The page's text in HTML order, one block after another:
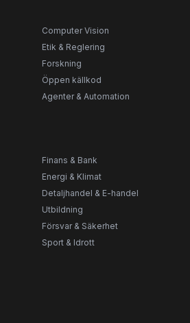
Computer Vision
Etik & Reglering
Forskning
Öppen källkod
Agenter & Automation
Finans & Bank
Energi & Klimat
Detaljhandel & E-handel
Utbildning
Försvar & Säkerhet
Sport & Idrott